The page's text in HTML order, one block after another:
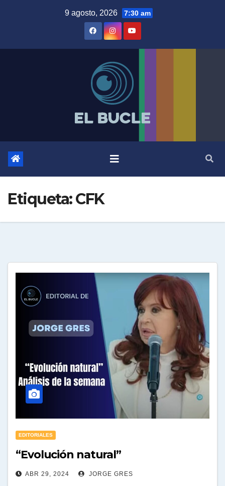
9 agosto, 2026 7:30 am
Etiqueta:CFK
EDITORIALES
“Evolución natural”
ABR 29, 2024 JORGE GRES